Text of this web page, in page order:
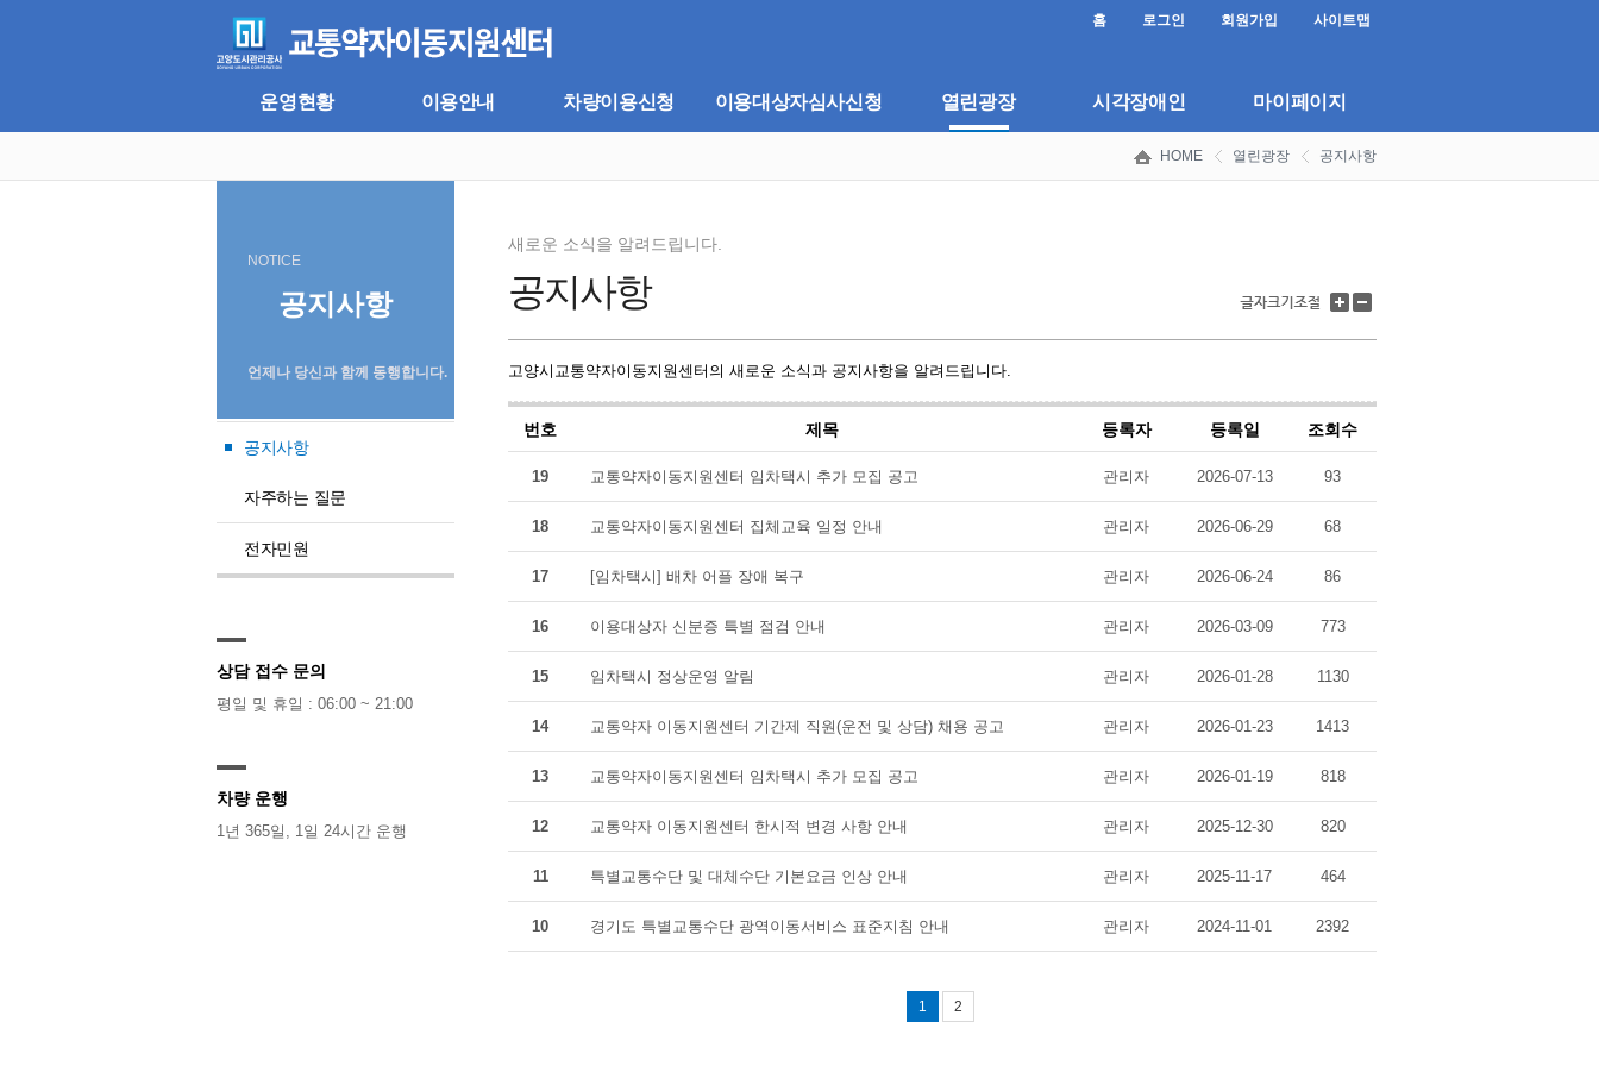
뉴
바
기
바
로
홈 로그인 회원가입 사이트맵
운영현황 이용안내 차량이용신청 이용대상자심사신청 열린광장 시각장애인 마이페이지
HOME 열린광장 공지사항
공지사항
NOTICE
언제나 당신과 함께 동행합니다.
공지사항
자주하는 질문
전자민원
상담 접수 문의
평일 및 휴일 : 06:00 ~ 21:00
차량 운행
1년 365일, 1일 24시간 운행
공지사항
새로운 소식을 알려드립니다.
크
기
크
기
고양시교통약자이동지원센터의 새로운 소식과 공지사항을 알려드립니다.
번호 제목 등록자 등록일 조회수
19 교통약자이동지원센터 임차택시 추가 모집 공고 관리자 2026-07-13 93
18 교통약자이동지원센터 집체교육 일정 안내 관리자 2026-06-29 68
17 [임차택시] 배차 어플 장애 복구 관리자 2026-06-24 86
16 이용대상자 신분증 특별 점검 안내 관리자 2026-03-09 773
15 임차택시 정상운영 알림 관리자 2026-01-28 1130
14 교통약자 이동지원센터 기간제 직원(운전 및 상담) 채용 공고 관리자 2026-01-23 1413
13 교통약자이동지원센터 임차택시 추가 모집 공고 관리자 2026-01-19 818
12 교통약자 이동지원센터 한시적 변경 사항 안내 관리자 2025-12-30 820
11 특별교통수단 및 대체수단 기본요금 인상 안내 관리자 2025-11-17 464
10 경기도 특별교통수단 광역이동서비스 표준지침 안내 관리자 2024-11-01 2392
1 2